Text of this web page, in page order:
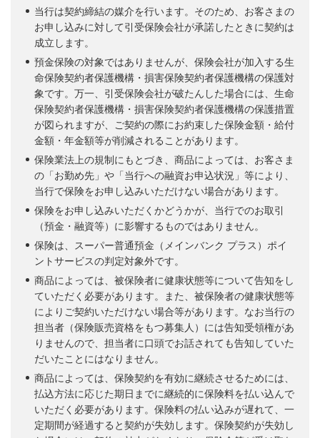
当行は契約締結の媒介を行います。そのため、お客さまの
お申し込みに対して引受保険会社が承諾したときに契約は
成立します。
預金保険の対象ではありませんが、保険会社が加入する生
命保険契約者保護機構・損害保険契約者保護機構の保護対
象です。万一、引受保険会社が破たんした場合には、生命
保険契約者保護機構・損害保険契約者保護機構の保護措置
が図られますが、ご契約の際にお約束した保険金額・給付
金額・年金額等が削減されることがあります。
保険業法上の規制にもとづき、商品によっては、お客さま
の「お勤め先」や「当行への融資お申込状況」等により、
当行で保険をお申し込みいただけない場合があります。
保険をお申し込みいただくかどうかが、当行でのお取引
（預金・融資等）に影響するものではありません。
保険は、スーパー普通預金（メインバンク プラス）ポイ
ントサービスの判定対象外です。
商品によっては、被保険者に健康状態等について告知をし
ていただく必要があります。また、被保険者の健康状態等
によりご契約いただけない場合等があります。なお当行の
担当者（保険販売資格をもつ募集人）には告知受領権があ
りませんので、担当者に口頭でお話されても告知していた
だいたことにはなりません。
商品によっては、保険契約を有効に継続させるためには、
払込方法に応じた期日までに継続的に保険料を払い込んで
いただく必要があります。保険料の払い込みが遅れて、一
定期間が経過すると契約が失効します。保険契約が失効し